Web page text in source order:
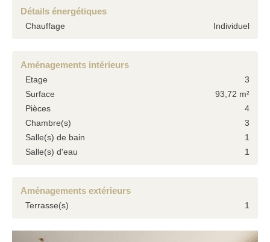
Détails énergétiques
Chauffage Individuel
Aménagements intérieurs
Etage
3
Surface
93,72 m²
Pièces
4
Chambre(s)
3
Salle(s) de bain
1
Salle(s) d'eau
1
Aménagements extérieurs
Terrasse(s) 1